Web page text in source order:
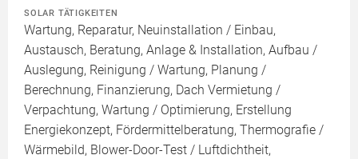
SOLAR TÄTIGKEITEN
Wartung, Reparatur, Neuinstallation / Einbau,
Austausch, Beratung, Anlage & Installation, Aufbau /
Auslegung, Reinigung / Wartung, Planung /
Berechnung, Finanzierung, Dach Vermietung /
Verpachtung, Wartung / Optimierung, Erstellung
Energiekonzept, Fördermittelberatung, Thermografie /
Wärmebild, Blower-Door-Test / Luftdichtheit,